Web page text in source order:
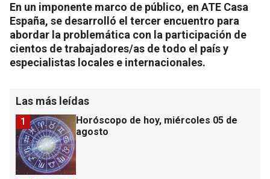
En un imponente marco de público, en ATE Casa
España, se desarrolló el tercer encuentro para
abordar la problemática con la participación de
cientos de trabajadores/as de todo el país y
especialistas locales e internacionales.
Las más leídas
Horóscopo de hoy, miércoles 05 de
agosto
1